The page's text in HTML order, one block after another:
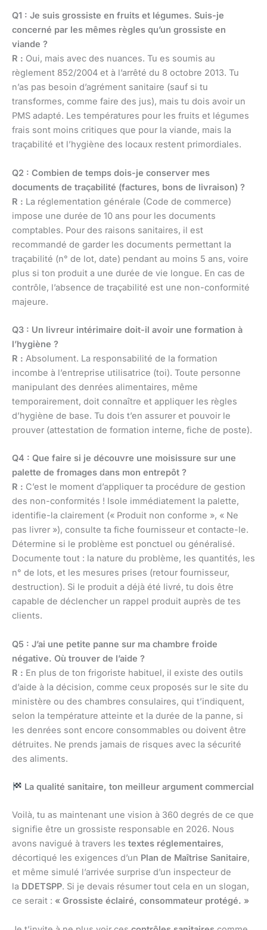
Q1 : Je suis grossiste en fruits et légumes. Suis-je
concerné par les mêmes règles qu’un grossiste en
viande ?
R : Oui, mais avec des nuances. Tu es soumis au
règlement 852/2004 et à l’arrêté du 8 octobre 2013. Tu
n’as pas besoin d’agrément sanitaire (sauf si tu
transformes, comme faire des jus), mais tu dois avoir un
PMS adapté. Les températures pour les fruits et légumes
frais sont moins critiques que pour la viande, mais la
traçabilité et l’hygiène des locaux restent primordiales.
Q2 : Combien de temps dois-je conserver mes
documents de traçabilité (factures, bons de livraison) ?
R : La réglementation générale (Code de commerce)
impose une durée de 10 ans pour les documents
comptables. Pour des raisons sanitaires, il est
recommandé de garder les documents permettant la
traçabilité (n° de lot, date) pendant au moins 5 ans, voire
plus si ton produit a une durée de vie longue. En cas de
contrôle, l’absence de traçabilité est une non-conformité
majeure.
Q3 : Un livreur intérimaire doit-il avoir une formation à
l’hygiène ?
R : Absolument. La responsabilité de la formation
incombe à l’entreprise utilisatrice (toi). Toute personne
manipulant des denrées alimentaires, même
temporairement, doit connaître et appliquer les règles
d’hygiène de base. Tu dois t’en assurer et pouvoir le
prouver (attestation de formation interne, fiche de poste).
Q4 : Que faire si je découvre une moisissure sur une
palette de fromages dans mon entrepôt ?
R : C’est le moment d’appliquer ta procédure de gestion
des non-conformités ! Isole immédiatement la palette,
identifie-la clairement (« Produit non conforme », « Ne
pas livrer »), consulte ta fiche fournisseur et contacte-le.
Détermine si le problème est ponctuel ou généralisé.
Documente tout : la nature du problème, les quantités, les
n° de lots, et les mesures prises (retour fournisseur,
destruction). Si le produit a déjà été livré, tu dois être
capable de déclencher un rappel produit auprès de tes
clients.
Q5 : J’ai une petite panne sur ma chambre froide
négative. Où trouver de l’aide ?
R : En plus de ton frigoriste habituel, il existe des outils
d’aide à la décision, comme ceux proposés sur le site du
ministère ou des chambres consulaires, qui t’indiquent,
selon la température atteinte et la durée de la panne, si
les denrées sont encore consommables ou doivent être
détruites. Ne prends jamais de risques avec la sécurité
des aliments.
La qualité sanitaire, ton meilleur argument commercial
Voilà, tu as maintenant une vision à 360 degrés de ce que
signifie être un grossiste responsable en 2026. Nous
avons navigué à travers les textes réglementaires,
décortiqué les exigences d’un Plan de Maîtrise Sanitaire,
et même simulé l’arrivée surprise d’un inspecteur de
la DDETSPP. Si je devais résumer tout cela en un slogan,
ce serait : « Grossiste éclairé, consommateur protégé. »